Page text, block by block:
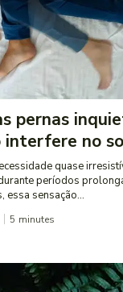
pernas
no
quase
períodos
essa sensação...
5 minutes